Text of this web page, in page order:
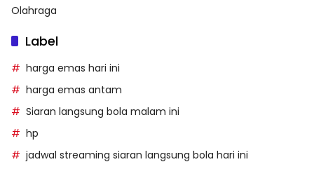
Olahraga
Label
harga emas hari ini
harga emas antam
Siaran langsung bola malam ini
hp
jadwal streaming siaran langsung bola hari ini